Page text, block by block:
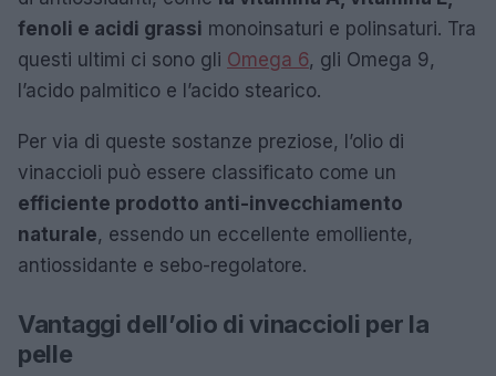
fenoli e acidi grassi monoinsaturi e polinsaturi. Tra
questi ultimi ci sono gli Omega 6, gli Omega 9,
l’acido palmitico e l’acido stearico.
Per via di queste sostanze preziose, l’olio di
vinaccioli può essere classificato come un
efficiente prodotto anti-invecchiamento
naturale, essendo un eccellente emolliente,
antiossidante e sebo-regolatore.
Vantaggi dell’olio di vinaccioli per la
pelle